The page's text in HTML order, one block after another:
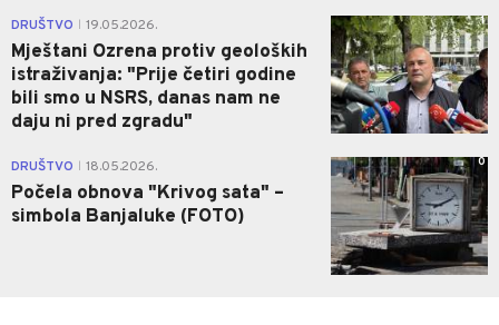
DRUŠTVO 19.05.2026.
Mještani Ozrena protiv geoloških
istraživanja: "Prije četiri godine
bili smo u NSRS, danas nam ne
daju ni pred zgradu"
1
DRUŠTVO 18.05.2026.
Počela obnova "Krivog sata" –
simbola Banjaluke (FOTO)
0